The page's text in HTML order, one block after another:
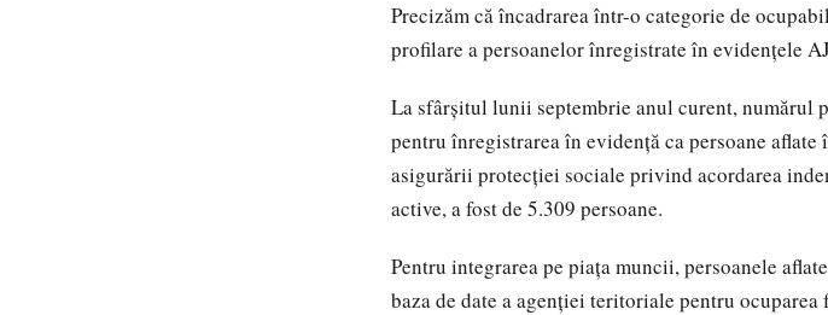
Precizăm că încadrarea într-o categorie de
profilare a persoanelor înregistrate în evidenţele
La sfârșitul lunii septembrie anul curent, numărul
pentru înregistrarea în evidenţă ca persoane
asigurării protecţiei sociale privind acordarea
active, a fost de 5.309 persoane.
Pentru integrarea pe piaţa muncii, persoanele
baza de date a agenţiei teritoriale pentru